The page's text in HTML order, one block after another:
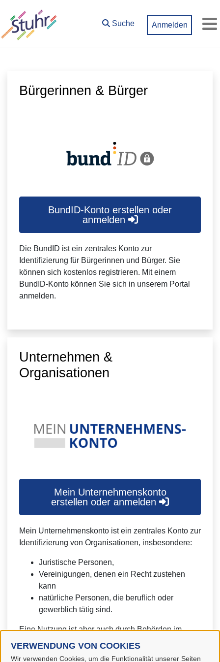
Zum Hauptinhalt springen
VERWENDUNG VON COOKIES
Wir verwenden Cookies, um die Funktionalität unserer Seiten
Suche Anmelden
Bürgerinnen & Bürger
BundID-Konto erstellen oder
anmelden
Die BundID ist ein zentrales Konto zur
Identifizierung für Bürgerinnen und Bürger. Sie
können sich kostenlos registrieren. Mit einem
BundID-Konto können Sie sich in unserem Portal
anmelden.
Unternehmen &
Organisationen
Mein Unternehmenskonto
erstellen oder anmelden
Mein Unternehmenskonto ist ein zentrales Konto zur
Identifizierung von Organisationen, insbesondere:
Juristische Personen,
Vereinigungen, denen ein Recht zustehen
kann
natürliche Personen, die beruflich oder
gewerblich tätig sind.
Eine Nutzung ist aber auch durch Behörden im
Sinne von § 1 Abs. 4 Verwaltungsverfahrensgesetz